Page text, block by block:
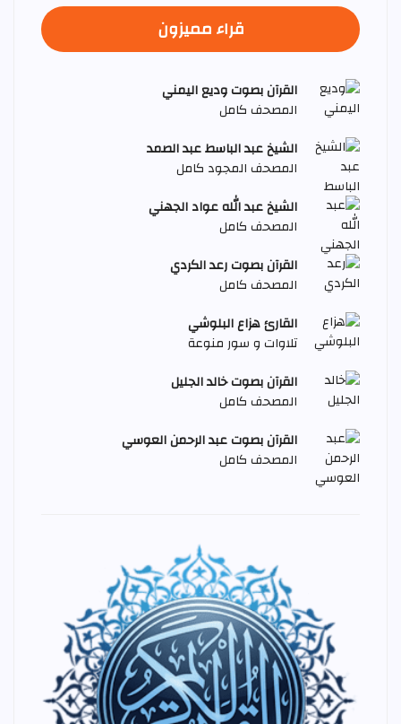
قراء مميزون
القرآن بصوت وديع اليمني
المصحف كامل
الشيخ عبد الباسط عبد الصمد
المصحف المجود كامل
الشيخ عبد الله عواد الجهني
المصحف كامل
القرآن بصوت رعد الكردي
المصحف كامل
القارئ هزاع البلوشي
تلاوات و سور منوعة
القرآن بصوت خالد الجليل
المصحف كامل
القرآن بصوت عبد الرحمن العوسي
المصحف كامل